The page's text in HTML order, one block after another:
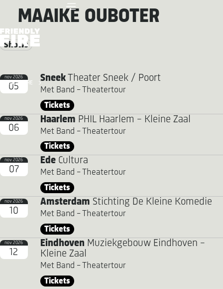
FRIENDLY FIRE
MAAIKE OUBOTER
Shows
nov 2026
05
SneekTheater Sneek / Poort
Met Band - Theatertour
Tickets
nov 2026
06
Haarlem PHIL Haarlem - Kleine Zaal
Met Band - Theatertour
Tickets
nov 2026
07
EdeCultura
Met Band - Theatertour
Tickets
nov 2026
10
Amsterdam Stichting De Kleine Komedie
Met Band - Theatertour
Tickets
nov 2026
12
Eindhoven Muziekgebouw Eindhoven -
Kleine Zaal
Met Band - Theatertour
Tickets